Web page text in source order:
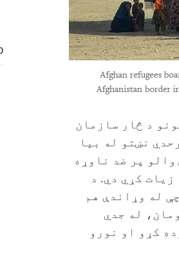
Afghan refugees
Afghanistan border
– د بشري حقونو د څار سازمان
نښتو له بیا
پر ضد ناوړه
کړي دي. د
له وړاندې هم
له جدي
کړو او نورو